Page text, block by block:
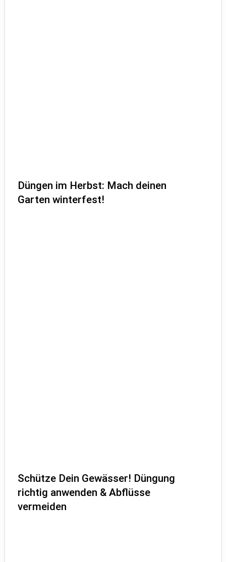
Düngen im Herbst: Mach deinen
Garten winterfest!
Schütze Dein Gewässer! Düngung
richtig anwenden & Abflüsse
vermeiden